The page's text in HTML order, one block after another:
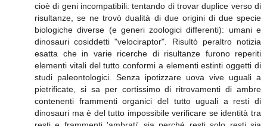
cioè di geni incompatibili: tentando di trovar duplice verso di
risultanze, se ne trovò dualità di due origini di due specie
biologiche diverse (e generi zoologici differenti): umani e
dinosauri cosiddetti "velociraptor". Risultò peraltro notizia
esatta che in varie ricerche di risultanze furono reperiti
elementi vitali del tutto conformi a elementi estinti oggetti di
studi paleontologici. Senza ipotizzare uova vive uguali a
pietrificate, si sa per cortissimo di ritrovamenti di ambre
contenenti frammenti organici del tutto uguali a resti di
dinosauri ma è del tutto impossibile verificare se identità tra